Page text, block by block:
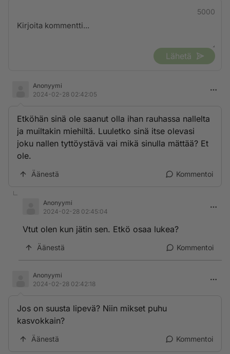
5000
Lähetä
Anonyymi
2024-02-28 02:42:05
Etköhän sinä ole saanut olla ihan rauhassa nallelta
ja muiltakin miehiltä. Luuletko sinä itse olevasi
joku nallen tyttöystävä vai mikä sinulla mättää? Et
ole.
Äänestä Kommentoi
Anonyymi
2024-02-28 02:45:04
Vtut olen kun jätin sen. Etkö osaa lukea?
Äänestä Kommentoi
Anonyymi
2024-02-28 02:42:18
Jos on suusta lipevä? Niin mikset puhu
kasvokkain?
Äänestä Kommentoi